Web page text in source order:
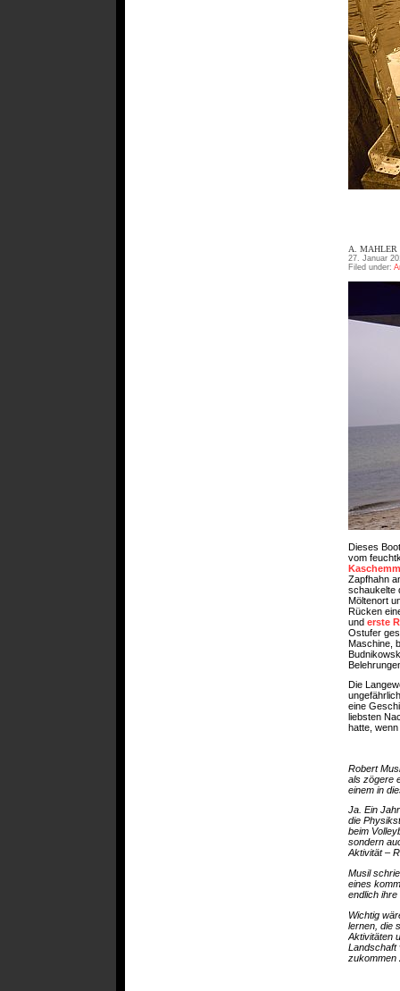
A. MAHLER
27. Januar
Filed under:
Dieses
vom
Zapfhahn
schaukelte
Möltenort
Rücken
und erste
Ostufer
Maschine,
Die
eine
liebsten
hatte,
Robert
als zögere
einem in
Ja. Ein
die
beim
sondern
Aktivität –
Musil
eines
endlich
Wichtig
lernen, die
Aktivitäten
Landschaft
zukommen